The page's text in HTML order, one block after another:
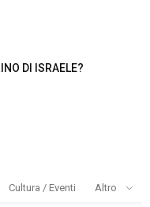
DI ISRAELE?
Cultura / Eventi Altro